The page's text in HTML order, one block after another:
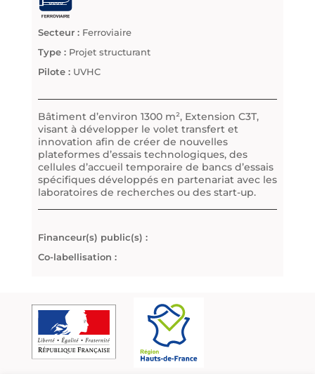
Secteur : Ferroviaire
Type : Projet structurant
Pilote : UVHC
Bâtiment d’environ 1300 m², Extension C3T,
visant à développer le volet transfert et
innovation afin de créer de nouvelles
plateformes d’essais technologiques, des
cellules d’accueil temporaire de bancs d’essais
spécifiques développés en partenariat avec les
laboratoires de recherches ou des start-up.
Financeur(s) public(s) :
Co-labellisation :